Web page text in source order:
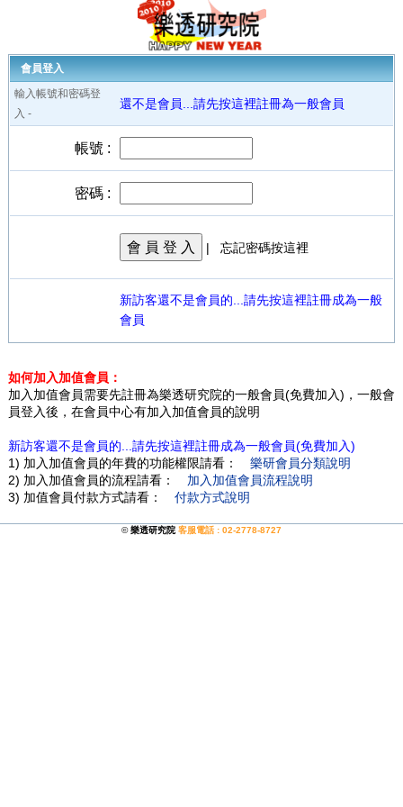
會員登入
輸入帳號和密碼登
入 -
還不是會員...請先按這裡註冊為一般會員
帳號 :
密碼 :
會 員 登 入 | 忘記密碼按這裡
新訪客還不是會員的...請先按這裡註冊成為一般
會員
如何加入加值會員：
加入加值會員需要先註冊為樂透研究院的一般會員(免費加入)，一般會
員登入後，在會員中心有加入加值會員的說明
新訪客還不是會員的...請先按這裡註冊成為一般會員(免費加入)
1) 加入加值會員的年費的功能權限請看： 樂研會員分類說明
2) 加入加值會員的流程請看： 加入加值會員流程說明
3) 加值會員付款方式請看： 付款方式說明
©樂透研究院 客服電話 : 02-2778-8727